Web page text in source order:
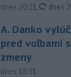
dnes 20:21, dnes
A. Danko
pred voľbami
zmeny
dnes 18:51